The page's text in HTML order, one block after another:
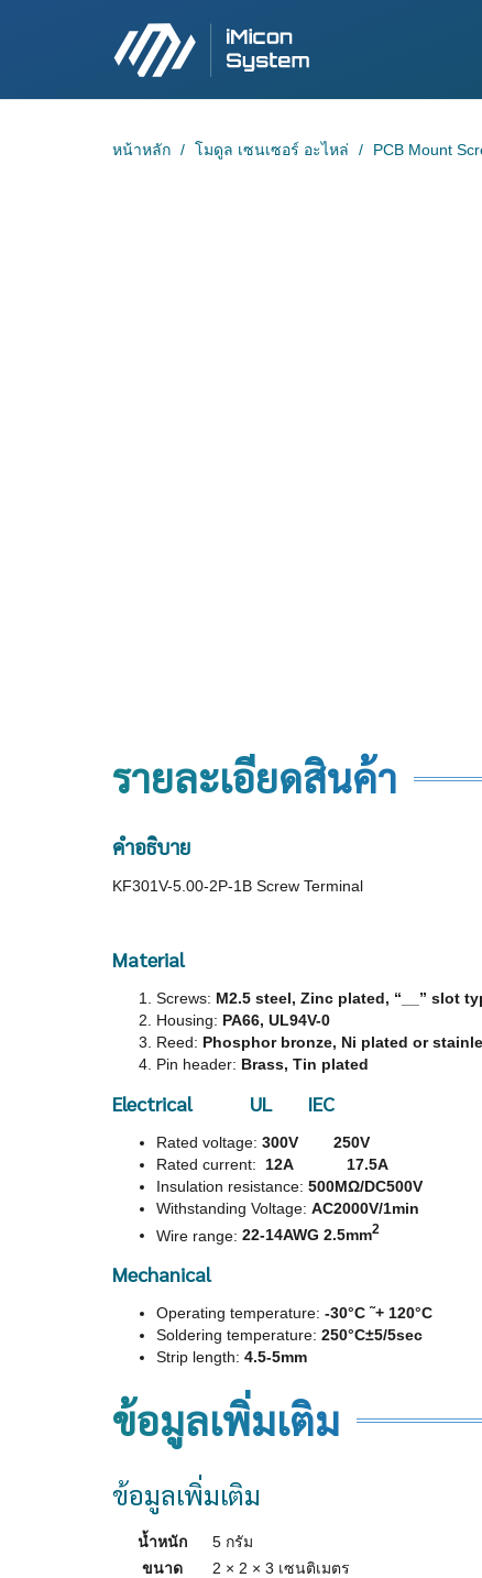
หน้าหลัก โมดูล เซนเซอร์ อะไหล่ PCB Mount
รายละเอียดสินค้า
คำอธิบาย
KF301V-5.00-2P-1B Screw Terminal
Material
Screws: M2.5 steel, Zinc plated, “__” slot
Housing: PA66, UL94V-0
Reed: Phosphor bronze, Ni plated or
Pin header: Brass, Tin plated
Electrical UL IEC
Rated voltage: 300V 250V
Rated current: 12A 17.5A
Insulation resistance: 500MΩ/DC500V
Withstanding Voltage: AC2000V/1min
Wire range: 22-14AWG 2.5mm2
Mechanical
Operating temperature: -30°C ˜+ 120°C
Soldering temperature: 250°C±5/5sec
Strip length: 4.5-5mm
ข้อมูลเพิ่มเติม
ข้อมูลเพิ่มเติม
น้ำหนัก
5 กรัม
ขนาด
2 × 2 × 3 เซนติเมตร